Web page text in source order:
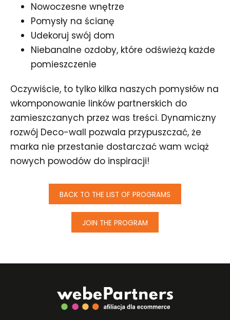
Nowoczesne wnętrze
Pomysły na ścianę
Udekoruj swój dom
Niebanalne ozdoby, które odświeżą każde
pomieszczenie
Oczywiście, to tylko kilka naszych pomysłów na
wkomponowanie linków partnerskich do
zamieszczanych przez was treści. Dynamiczny
rozwój Deco-wall pozwala przypuszczać, że
marka nie przestanie dostarczać wam wciąż
nowych powodów do inspiracji!
BACK TO THE LIST OF PROGRAMS
JOIN THE PROGRAM